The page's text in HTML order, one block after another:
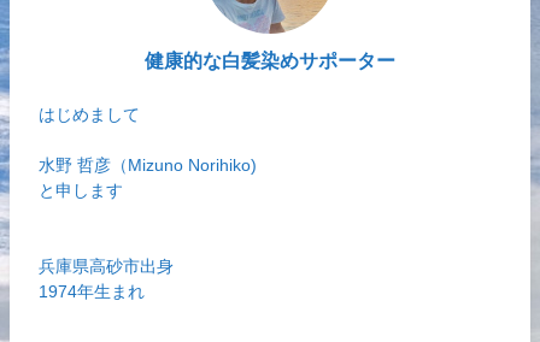
健康的な白髪染めサポーター
はじめまして
水野 哲彦（Mizuno Norihiko)
と申します
兵庫県高砂市出身
1974年生まれ